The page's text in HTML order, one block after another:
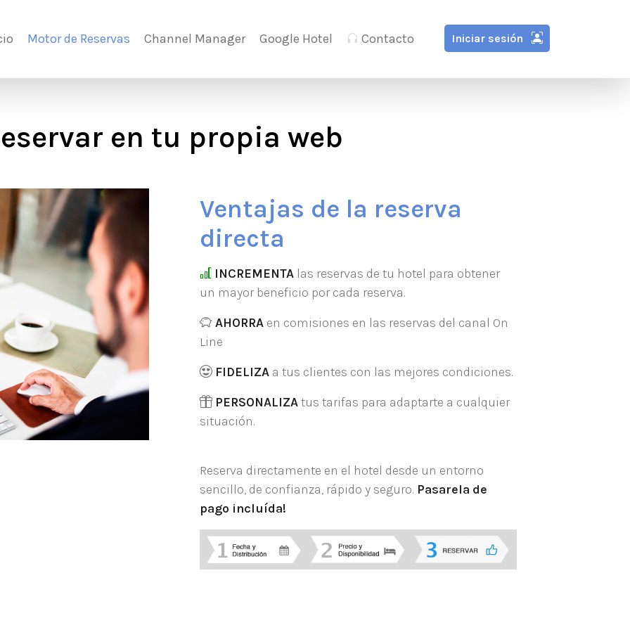
Motor de Reservas Channel Manager Google Hotel Contacto Iniciar sesión
en tu propia web
Ventajas de la reserva
directa
INCREMENTAlas reservas de tu hotel para obtener
un mayor beneficio por cada reserva.
AHORRAen comisiones en las reservas del canal On
Line
FIDELIZAa tus clientes con las mejores condiciones.
PERSONALIZAtus tarifas para adaptarte a cualquier
situación.
Reserva directamente en el hotel desde un entorno
sencillo, de confianza, rápido y seguro. Pasarela de
pago incluída!